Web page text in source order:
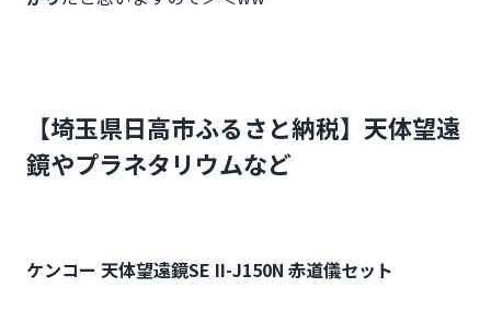
【埼玉県日高市ふるさと納税】天体望遠
鏡やプラネタリウムなど
ケンコー 天体望遠鏡SE II-J150N 赤道儀セット